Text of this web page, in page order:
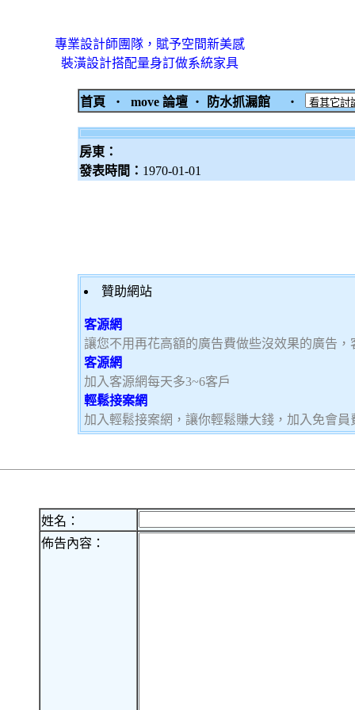
專業設計師團隊，賦予空間新美感
裝潢設計搭配量身訂做系統家具
首頁 ‧ move 論壇 ‧ 防水抓漏館 ‧
房東：
發表時間： 1970-01-01
贊助網站
客源網
讓您不用再花高額的廣告費做些沒效果的廣告
客源網
加入客源網每天多3~6客戶
輕鬆接案網
加入輕鬆接案網，讓你輕鬆賺大錢，加入免會
姓名：
佈告內容：